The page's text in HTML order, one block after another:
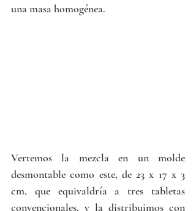
una masa homogénea.
Vertemos la mezcla en un molde
desmontable como este, de 23 x 17 x 3
cm, que equivaldría a tres tabletas
convencionales, y la distribuimos con